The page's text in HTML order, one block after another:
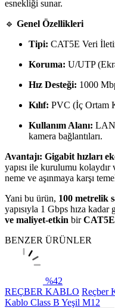
esnekliği sunar.
🔹 Genel Özellikleri
Tipi: CAT5E Veri
Koruma: U/UTP
Hız Desteği: 1000 Mb
Kılıf: PVC (İç Ortam
Kullanım Alanı: LAN
kamera bağlantıları.
Avantajı: Gigabit hızları
yapısı ile kurulumu kolaydır
neme ve aşınmaya karşı
Yani bu ürün, 100 metrelik
yapısıyla 1 Gbps hıza kadar
ve maliyet-etkin bir
BENZER ÜRÜNLER
%42
REÇBER KABLO Reçber
Kablo Class B Yeşil M12